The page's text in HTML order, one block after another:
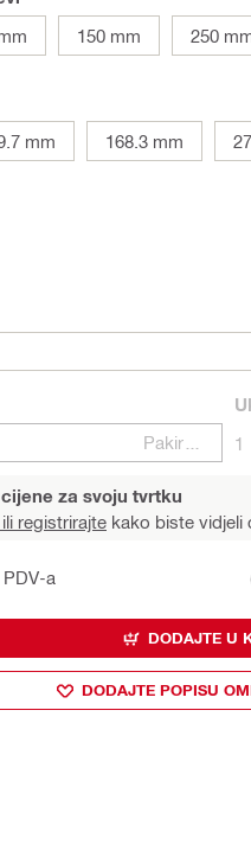
150 mm 250
mm 168.3 mm
Pakiranje
1
za svoju tvrtku
registrirajte kako biste vidjeli
a
DODAJTE U
DODAJTE POPISU